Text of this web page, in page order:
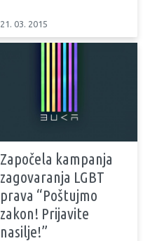
21. 03. 2015
Započela kampanja
zagovaranja LGBT
prava “Poštujmo
zakon! Prijavite
nasilje!”